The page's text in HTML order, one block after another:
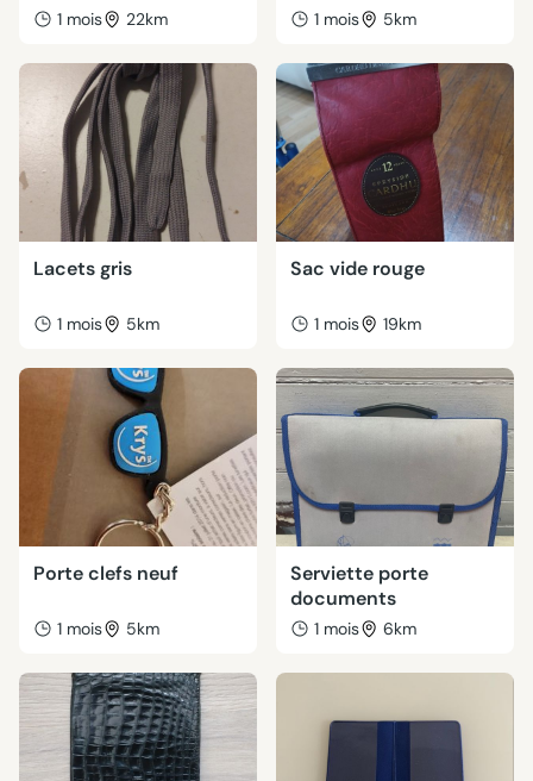
1 mois 22km 1 mois 5km
Lacets gris
1 mois 5km
Sac vide rouge
1 mois 19km
Porte clefs neuf
1 mois 5km
Serviette porte
documents
1 mois 6km